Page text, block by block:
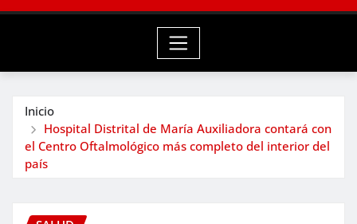
Inicio
Hospital Distrital de María Auxiliadora contará con
el Centro Oftalmológico más completo del interior del
país